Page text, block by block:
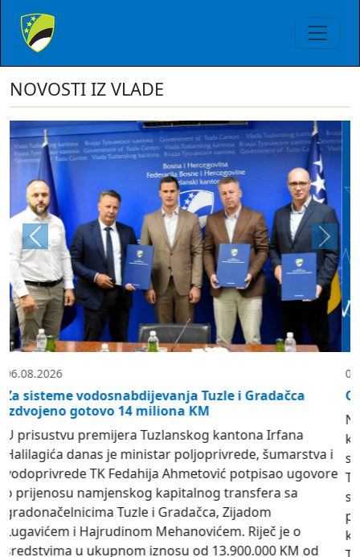
NOVOSTI IZ VLADE
04.08.2026
Održana 48. vanredna sjednica Vlade TK
Na današnjoj vanrednoj sjednici Vlada Tuzlanskog
kantona donijela je Odluku o odobravanju 10.000 KM
sa potrošačke jedinice “Organizacije i udruženje
Tuzlanskog kantona” za 2026. godinu Radničkom
sportskom društvu „Sloboda“ za namjene tekućeg
poslovanja Kuće sporta. Vlada je donijela i odluku
kojom odobrava sredstva sa budžetske pozicije
Previous Next